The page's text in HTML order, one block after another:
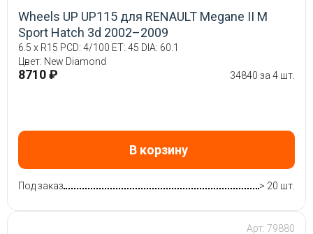
Wheels UP UP115 для RENAULT Megane II M
Sport Hatch 3d 2002–2009
6.5 x R15 PCD: 4/100 ET: 45 DIA: 60.1
Цвет: New Diamond
8710 ₽ 34840 за 4 шт.
В корзину
Под заказ > 20 шт.
Арт: 79880